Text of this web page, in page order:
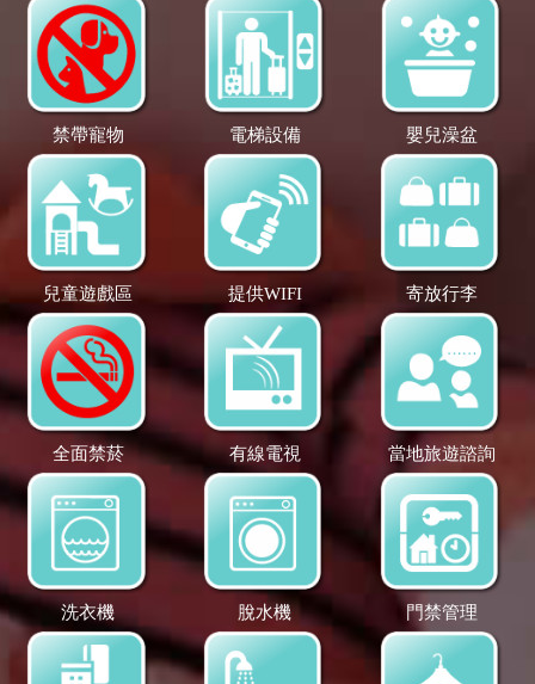
禁帶寵物 電梯設備 嬰兒澡盆
兒童遊戲區 提供WIFI 寄放行李
全面禁菸 有線電視 當地旅遊諮詢
洗衣機 脫水機 門禁管理